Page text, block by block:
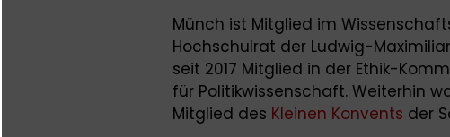
Münch ist Mitglied im
Hochschulrat der Ludwig-
seit 2017 Mitglied in der Ethik-
für Politikwissenschaft. Weiterhin
Mitglied des Kleinen Konvents der